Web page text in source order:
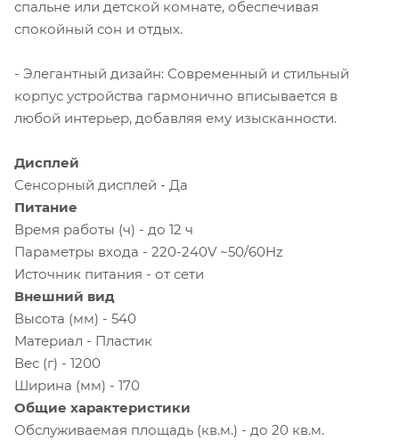
спальне или детской комнате, обеспечивая
спокойный сон и отдых.
- Элегантный дизайн: Современный и стильный
корпус устройства гармонично вписывается в
любой интерьер, добавляя ему изысканности.
Дисплей
Сенсорный дисплей - Да
Питание
Время работы (ч) - до 12 ч
Параметры входа - 220-240V ~50/60Hz
Источник питания - от сети
Внешний вид
Высота (мм) - 540
Материал - Пластик
Вес (г) - 1200
Ширина (мм) - 170
Общие характеристики
Обслуживаемая площадь (кв.м.) - до 20 кв.м.